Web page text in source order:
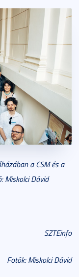
a CSM és a
Miskolci Dávid
SZTEinfo
Fotók: Miskolci Dávid